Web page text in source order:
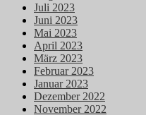
Juli 2023
Juni 2023
Mai 2023
April 2023
März 2023
Februar 2023
Januar 2023
Dezember 2022
November 2022